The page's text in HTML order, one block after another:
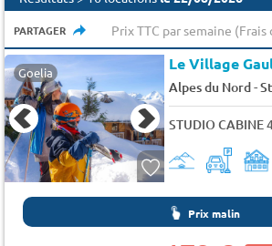
PARTAGER Prix TTC par semaine
Goelia Le Village
Alpes du Nord-
STUDIO CABINE
Prix malin